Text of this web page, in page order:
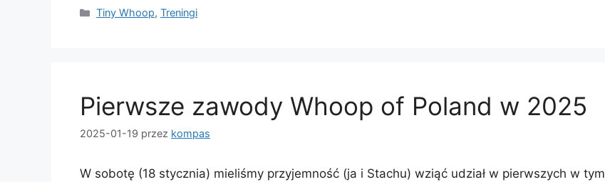
Kategorie
Tiny Whoop,Treningi
Pierwsze zawody Whoop of Poland w 2025
2025-01-19 przez kompas
W sobotę (18 stycznia) mieliśmy przyjemność (ja i Stachu) wziąć udział w pierwszych w tym